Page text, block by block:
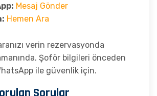
Mesaj Gönder
Hemen Ara
verin rezervasyonda
Şoför bilgileri önceden
ile güvenlik için.
Sorular